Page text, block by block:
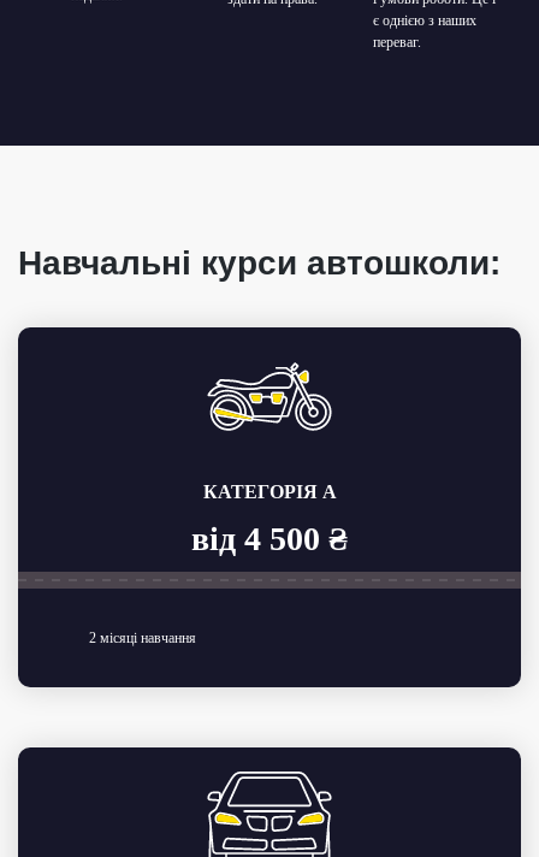
є однією з наших
переваг.
Навчальні курси автошколи:
КАТЕГОРІЯ A
від 4 500 ₴
2 місяці навчання